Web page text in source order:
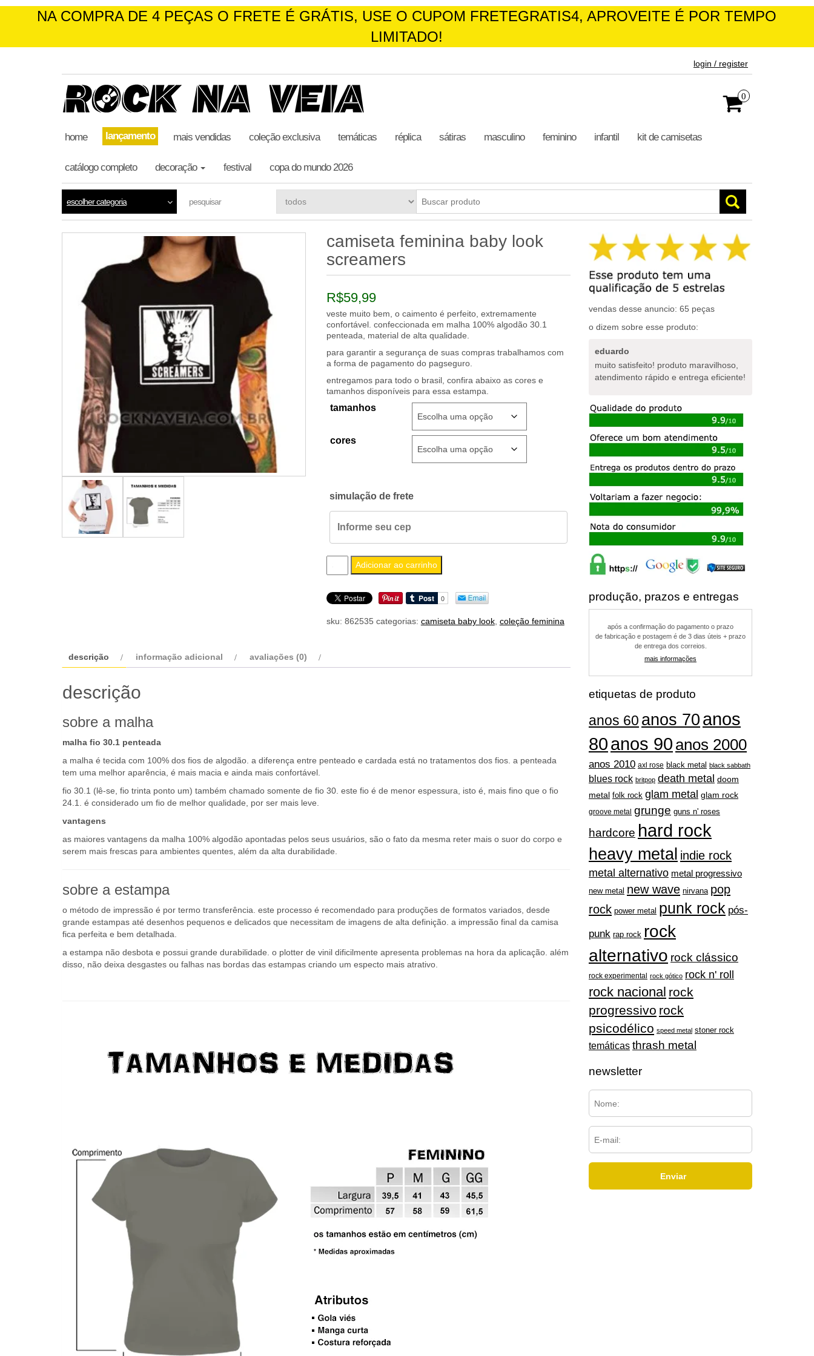
COMPRA DE 4 PEÇAS O FRETE É GRÁTIS, USE O CUPOM FRETEGRATIS4, APROVEITE É POR TEMPO LIMITADO!
to
0
home lançamento mais vendidas coleção exclusiva temáticas
catálogo completo decoração
escolher categoria pesquisar
camiseta feminina baby look
screamers
R$59,99
veste muito bem, o caimento é perfeito, extremamente
confortável. confeccionada em malha 100% algodão 30.1
penteada, material de alta qualidade.
para garantir a segurança de suas compras trabalhamos com
a forma de pagamento do pagseguro.
entregamos para todo o brasil, confira abaixo as cores e
tamanhos disponíveis para essa estampa.
tamanhos
camiseta
feminina
screamers
quantidade
Adicionar ao carrinho
sku: 862535 categorias:camiseta baby look
descrição
sobre a malha
malha fio 30.1 penteada
a malha é tecida com 100% dos fios de algodão. a diferença entre penteado e cardada está no tratamentos dos fios. a penteada
fio 30.1 (lê-se, fio trinta ponto um) também chamado somente de fio 30. este fio é de menor espessura, isto é, mais fino que o fio
vantagens
as maiores vantagens da malha 100% algodão apontadas pelos seus usuários, são o fato da mesma reter mais o suor do corpo e
o método de impressão é por termo transferência. este processo é recomendado para produções de formatos variados, desde
fica perfeita e bem detalhada.
a estampa não desbota e possui grande durabilidade. o plotter de vinil dificilmente apresenta problemas na hora da aplicação. além
vendas desse anuncio: 65 peças
o dizem sobre esse produto:
eduardo
atendimento rápido e entrega eficiente!
produção, prazos e entregas
de entrega dos correios.
mais informações
etiquetas de produto
anos 60 anos 70
80anos 90anos 2000
anos 2010 axl rose black metal black sabbath
blues rock
metal
folk rock glam metal glam rock
groove metal grunge guns n' roses
hardcorehard rock
heavy metalindie rock
metal alternativo metal progressivo
new metal new wave nirvana pop
rock power metal punk rock pós-
punk rap rock rock
alternativorock clássico
rock experimental rock gótico rock n' roll
rock nacional rock
progressivo rock
psicodélico
speed metal
temáticas thrash metal
newsletter